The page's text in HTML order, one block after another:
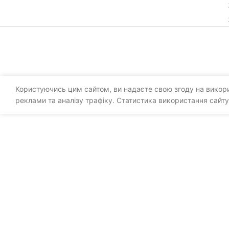
Користуючись цим сайтом, ви надаєте свою згоду на
реклами та аналізу трафіку. Статистика використання